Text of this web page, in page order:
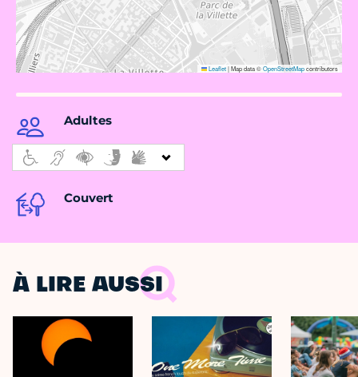
Leaflet|Map data ©OpenStreetMapcontributors
Adultes
Couvert
À LIRE AUSSI